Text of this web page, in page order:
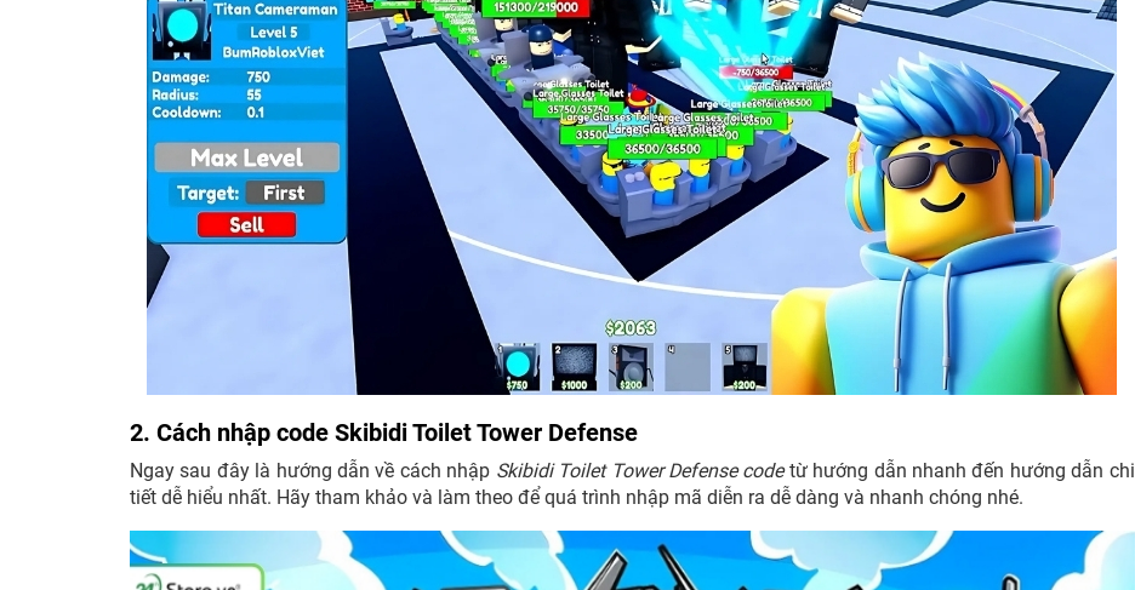
2. Cách nhập code Skibidi Toilet Tower Defense
Ngay sau đây là hướng dẫn về cách nhập Skibidi Toilet Tower Defense codetừ hướng dẫn nhanh đến hướng dẫn chi
tiết dễ hiểu nhất. Hãy tham khảo và làm theo để quá trình nhập mã diễn ra dễ dàng và nhanh chóng nhé.